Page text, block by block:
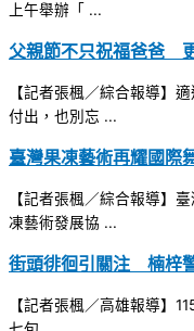
上午舉辦「 ...
父親節不只祝福爸爸
【記者張楓／綜合報導】
付出，也別忘 ...
臺灣果凍藝術再耀國際
【記者張楓／綜合報導】
凍藝術發展協 ...
街頭徘徊引關注 楠梓
【記者張楓／高雄報導】